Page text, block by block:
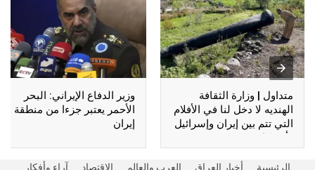
متداول | وزارة الثقافة
الهنديه لا دخل لنا في الأفلام
التي تتم بين إيران وإسرائيل
وأمريكا !!
وزير الدفاع الإيراني: البحر
الأحمر يعتبر جزءا من منطقة
إيران
الرئيسية أخبار العراق العرب والعالم الاقتصاد آراء وأفكار